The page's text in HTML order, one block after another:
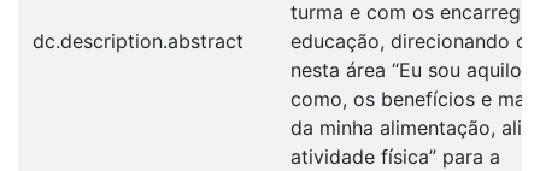
dc.description.abstract
turma e com os
educação, direcionando o
nesta área “Eu sou aquilo
como, os benefícios e
da minha alimentação,
atividade física” para a